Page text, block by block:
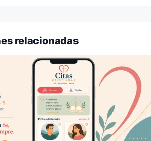
relacionadas